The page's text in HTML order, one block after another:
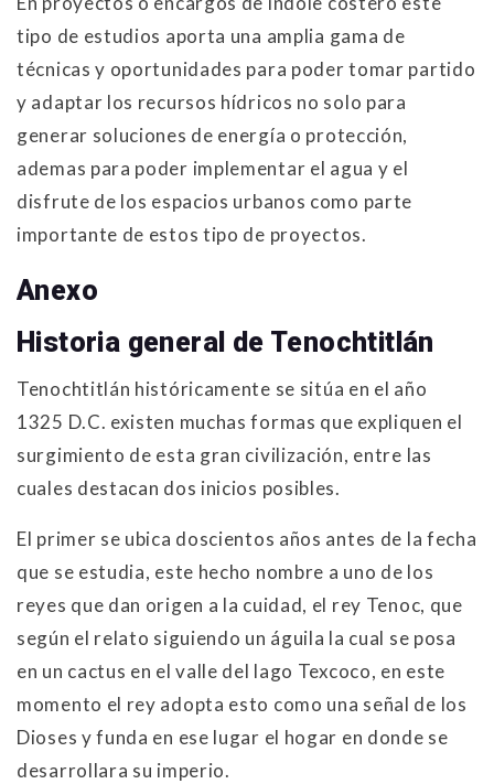
tipo de estudios aporta una amplia gama de
técnicas y oportunidades para poder tomar partido
y adaptar los recursos hídricos no solo para
generar soluciones de energía o protección,
ademas para poder implementar el agua y el
disfrute de los espacios urbanos como parte
importante de estos tipo de proyectos.
Anexo
Historia general de Tenochtitlán
Tenochtitlán históricamente se sitúa en el año
1325 D.C. existen muchas formas que expliquen el
surgimiento de esta gran civilización, entre las
cuales destacan dos inicios posibles.
El primer se ubica doscientos años antes de la fecha
que se estudia, este hecho nombre a uno de los
reyes que dan origen a la cuidad, el rey Tenoc, que
según el relato siguiendo un águila la cual se posa
en un cactus en el valle del lago Texcoco, en este
momento el rey adopta esto como una señal de los
Dioses y funda en ese lugar el hogar en donde se
desarrollara su imperio.